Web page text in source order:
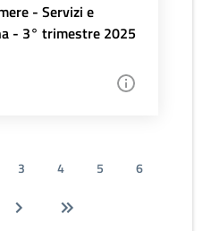
- Servizi e
- 3° trimestre 2025
3 4 5
6